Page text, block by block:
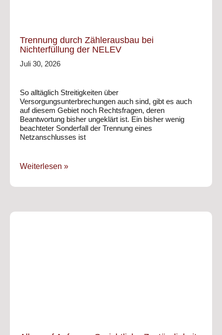
Trennung durch Zählerausbau bei
Nichterfüllung der NELEV
Juli 30, 2026
So alltäglich Streitigkeiten über
Versorgungsunterbrechungen auch sind, gibt es auch
auf diesem Gebiet noch Rechtsfragen, deren
Beantwortung bisher ungeklärt ist. Ein bisher wenig
beachteter Sonderfall der Trennung eines
Netzanschlusses ist
Weiterlesen »